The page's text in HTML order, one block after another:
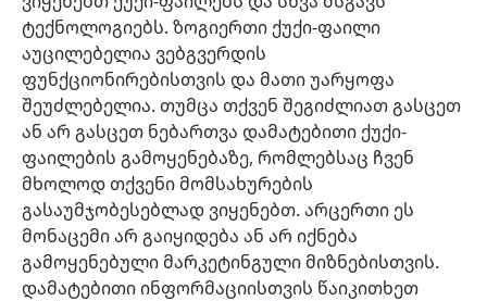
ტექნოლოგიებს. ზოგიერთი ქუქი-ფაილი
აუცილებელია ვებგვერდის
ფუნქციონირებისთვის და მათი უარყოფა
შეუძლებელია. თუმცა თქვენ შეგიძლიათ გასცეთ
ან არ გასცეთ ნებართვა დამატებითი ქუქი-
ფაილების გამოყენებაზე, რომლებსაც ჩვენ
მხოლოდ თქვენი მომსახურების
გასაუმჯობესებლად ვიყენებთ. არცერთი ეს
მონაცემი არ გაიყიდება ან არ იქნება
გამოყენებული მარკეტინგული მიზნებისთვის.
დამატებითი ინფორმაციისთვის წაიკითხეთ
დახმარება
შესაწირავები
(გაიხსნება
ახალი
ფანჯარა)საგუშაგო კოშკის ონლაინ ბიბლიოთეკა™
(გაიხსნება
ახალი
ფანჯარა)JW Hub
(გაიხსნება
ახალი
ფანჯარა)JW ბიბლიოთეკა
„საგუშაგო კოშკის ბიბლიოთეკა“